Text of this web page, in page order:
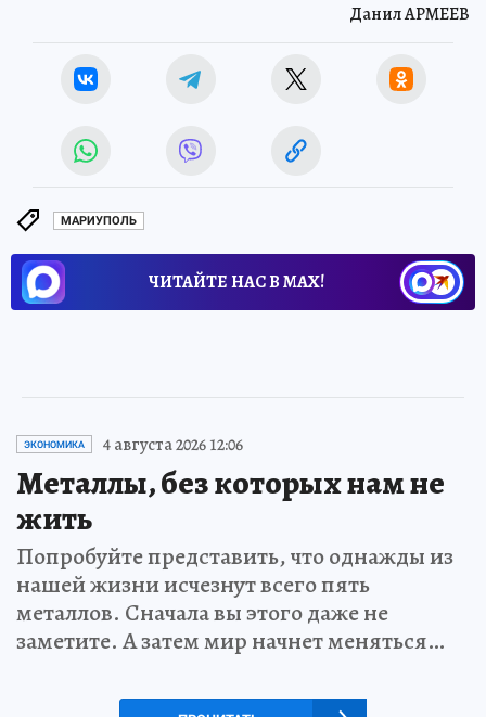
Данил АРМЕЕВ
МАРИУПОЛЬ
ЧИТАЙТЕ НАС В МАХ!
ЭКОНОМИКА 4 августа 2026 12:06
Металлы, без которых нам не
жить
Попробуйте представить, что однажды из
нашей жизни исчезнут всего пять
металлов. Сначала вы этого даже не
заметите. А затем мир начнет меняться…